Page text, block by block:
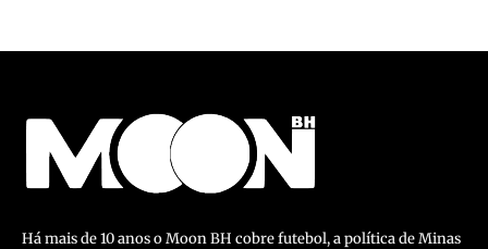
Há mais de 10 anos o Moon BH cobre futebol, a política de Minas